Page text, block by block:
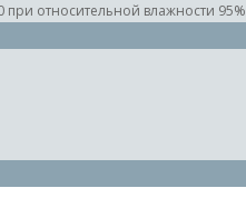
при относительной влажности 95%